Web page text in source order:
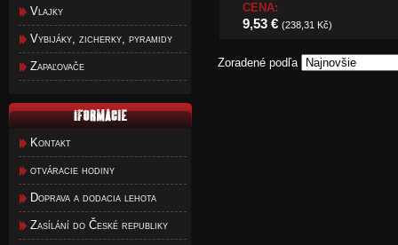
Vlajky
Vybijáky, zicherky, pyramidy
Zapaľovače
Kontakt
otváracie hodiny
Doprava a dodacia lehota
Zasílání do České republiky
CENA:
9,53 € (238,31 Kč)
Zoradené podľa